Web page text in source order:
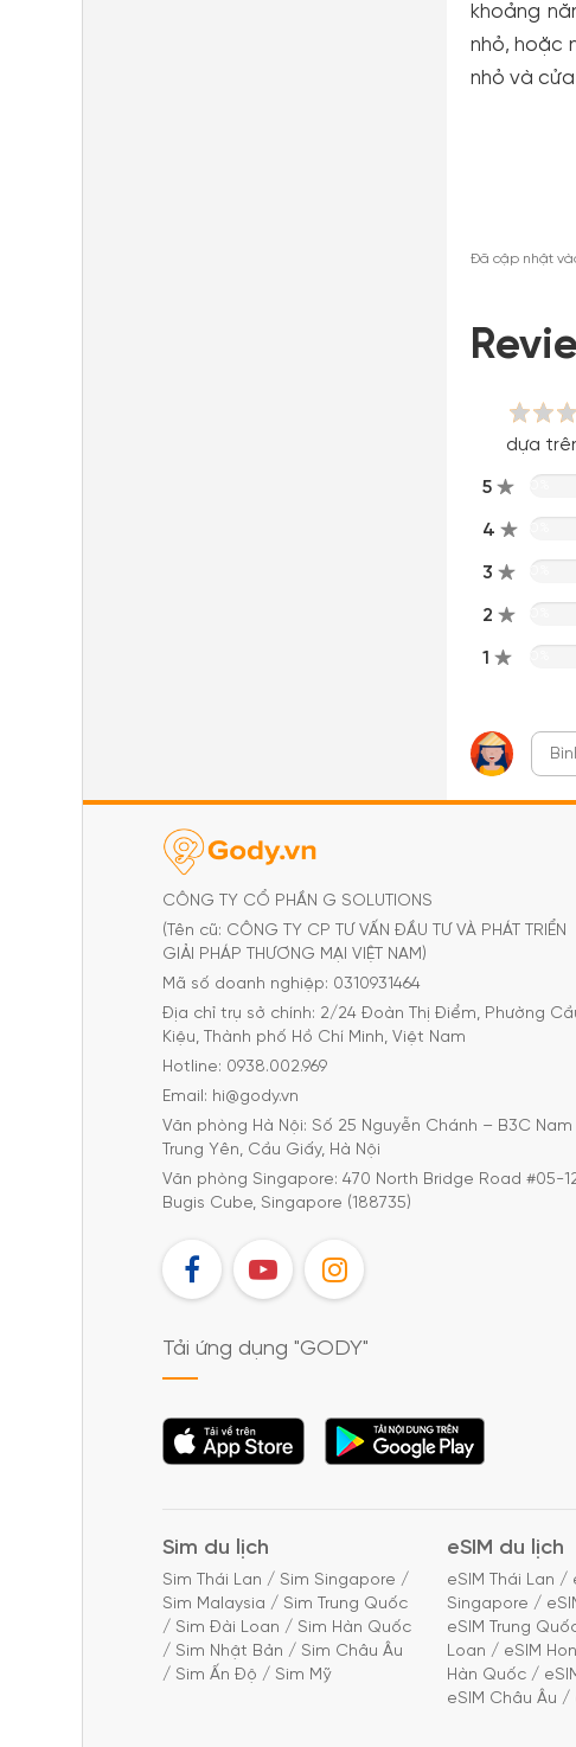
khoảng
nhỏ, hoặc
nhỏ và
Đã cập nhật
dựa
5
4
3
2
1
CÔNG TY CỔ PHẦN G SOLUTIONS
(Tên cũ: CÔNG TY CP TƯ VẤN ĐẦU TƯ VÀ PHÁT TRIỂN
GIẢI PHÁP THƯƠNG MẠI VIỆT NAM)
Mã số doanh nghiệp: 0310931464
Địa chỉ trụ sở chính: 2/24 Đoàn Thị Điểm, Phường
Kiệu, Thành phố Hồ Chí Minh, Việt Nam
Hotline: 0938.002.969
Email: hi@gody.vn
Văn phòng Hà Nội: Số 25 Nguyễn Chánh – B3C Nam
Trung Yên, Cầu Giấy, Hà Nội
Văn phòng Singapore: 470 North Bridge Road #05-
Bugis Cube, Singapore (188735)
FB YT IG
Tải ứng dụng "GODY"
Tải ứng dụng Tải ứng dụng
Sim du lịch
Sim Thái Lan / Sim Singapore /
Sim Malaysia / Sim Trung Quốc
/ Sim Đài Loan / Sim Hàn Quốc
/ Sim Nhật Bản / Sim Châu Âu
/ Sim Ấn Độ / Sim Mỹ
eSIM du lịch
eSIM Thái Lan /
Singapore /
eSIM Trung
Loan / eSIM
Hàn Quốc /
eSIM Châu Âu /